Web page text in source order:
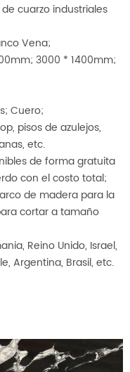
cuarzo industriales
Vena;
3000 * 1400mm;
Cuero;
pisos de azulejos,
etc.
de forma gratuita
con el costo total;
de madera para la
cortar a tamaño
Reino Unido, Israel,
Argentina, Brasil, etc.